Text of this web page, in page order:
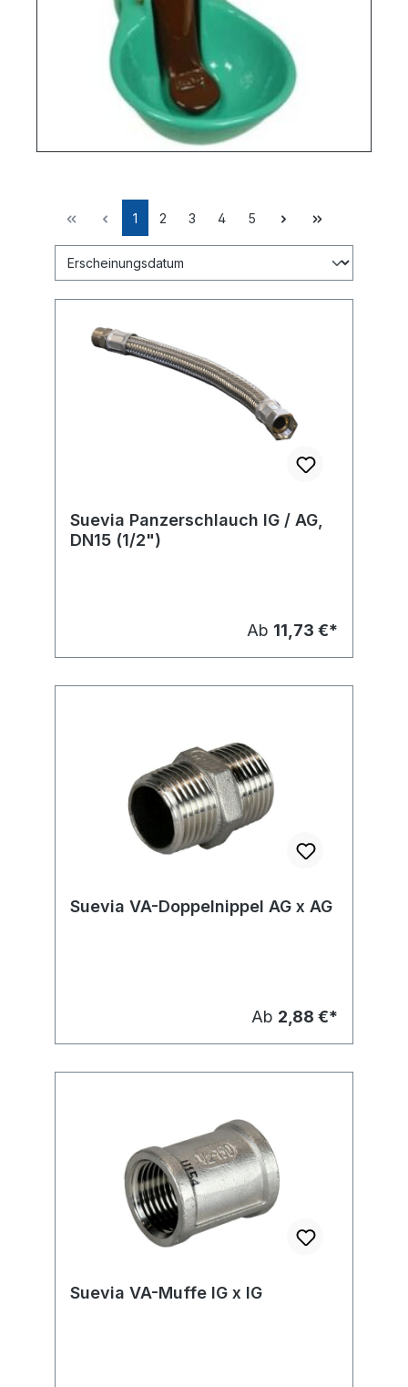
1 2 3 4 5
Suevia Panzerschlauch IG / AG,
DN15 (1/2")
Ab 11,73 €*
Suevia VA-Doppelnippel AG x AG
Ab 2,88 €*
Suevia VA-Muffe IG x IG